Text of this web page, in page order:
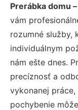
Prerábka domu
vám
rozumné služby,
individuálnym
nám ešte dnes.
precíznosť a
vykonanej
pochybenie